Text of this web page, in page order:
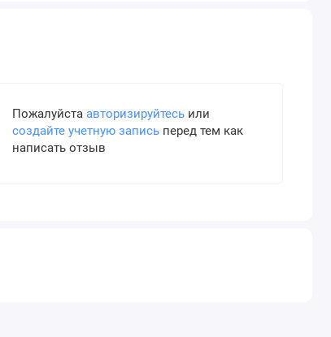
Пожалуйста авторизируйтесьили
создайте учетную записьперед тем как
написать отзыв